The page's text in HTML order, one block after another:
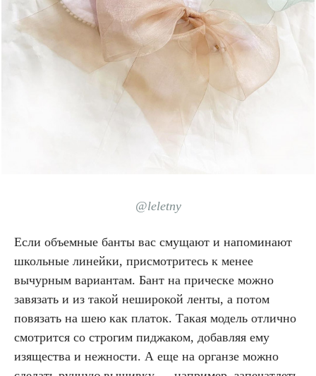
@leletny
Если объемные банты вас смущают и напоминают
школьные линейки, присмотритесь к менее
вычурным вариантам. Бант на прическе можно
завязать и из такой неширокой ленты, а потом
повязать на шею как платок. Такая модель отлично
смотрится со строгим пиджаком, добавляя ему
изящества и нежности. А еще на органзе можно